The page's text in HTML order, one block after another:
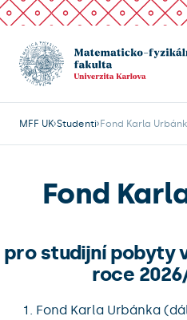
MFF UK Studenti Fond Karla
Fond
pro studijní pobyty
roce
Fond Karla Urbánka